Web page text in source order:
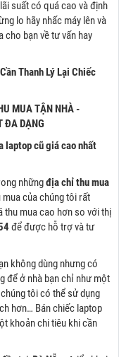
suất có quá cao và định
lo hãy nhấc máy lên và
bạn về tư vấn hay
Thanh Lý Lại Chiếc
MUA TẬN NHÀ -
ĐA DẠNG
giá cao nhất
nhữngđịa chỉ thu mua
mua của chúng tôi rất
thu mua cao hơn so với thị
để được hỗ trợ và tư
không dùng nhưng có
để ở nhà bạn chỉ như một
tôi có thể sử dụng
hơn… Bán chiếc laptop
khoản chi tiêu khi cần